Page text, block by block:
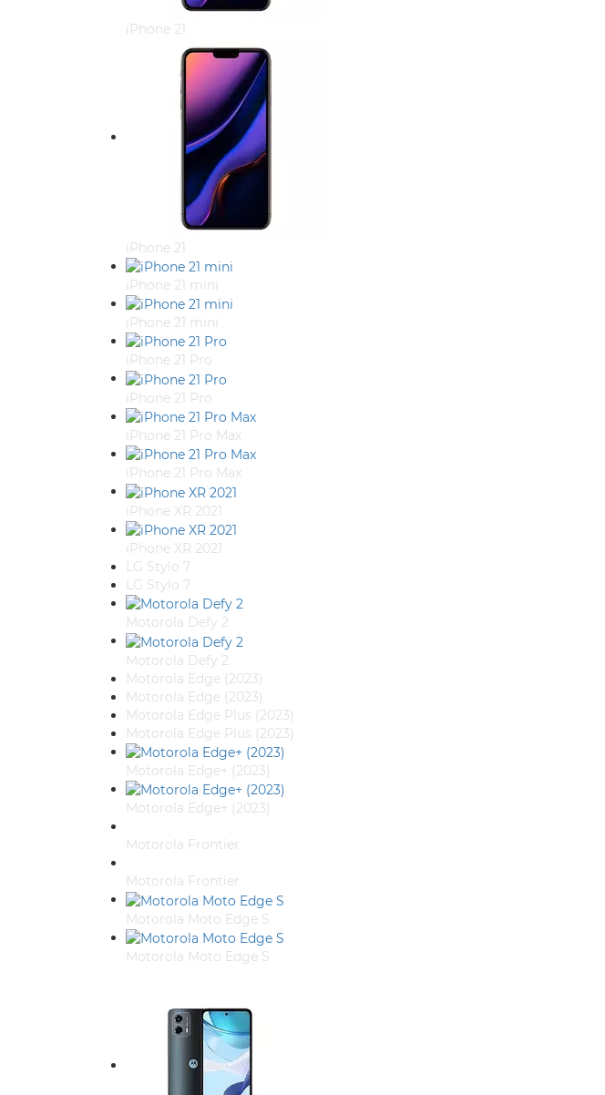
iPhone 21
iPhone 21
iPhone 21 mini
iPhone 21 mini
iPhone 21 Pro
iPhone 21 Pro
iPhone 21 Pro Max
iPhone 21 Pro Max
iPhone XR 2021
iPhone XR 2021
LG Stylo 7
LG Stylo 7
Motorola Defy 2
Motorola Defy 2
Motorola Edge (2023)
Motorola Edge (2023)
Motorola Edge Plus (2023)
Motorola Edge Plus (2023)
Motorola Edge+ (2023)
Motorola Edge+ (2023)
Motorola Frontier
Motorola Frontier
Motorola Moto Edge S
Motorola Moto Edge S